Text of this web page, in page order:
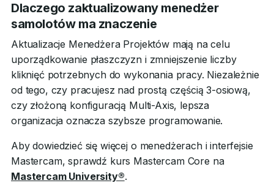
Dlaczego zaktualizowany menedżer
samolotów ma znaczenie
Aktualizacje Menedżera Projektów mają na celu
uporządkowanie płaszczyzn i zmniejszenie liczby
kliknięć potrzebnych do wykonania pracy. Niezależnie
od tego, czy pracujesz nad prostą częścią 3-osiową,
czy złożoną konfiguracją Multi-Axis, lepsza
organizacja oznacza szybsze programowanie.
Aby dowiedzieć się więcej o menedżerach i interfejsie
Mastercam, sprawdź kurs Mastercam Core na
Mastercam University®.